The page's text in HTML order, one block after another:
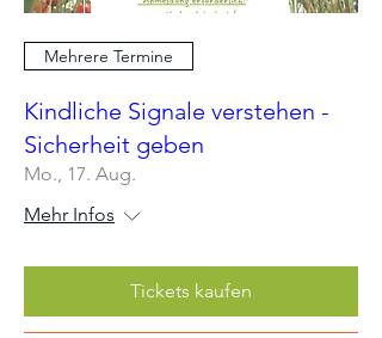
Mehrere Termine
Kindliche Signale verstehen -
Sicherheit geben
Mo., 17. Aug.
Mehr Infos
Tickets kaufen